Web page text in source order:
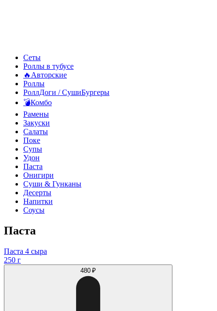
Сеты
Роллы в тубусе
🔥Авторские
Роллы
РоллДоги / СушиБургеры
💣Комбо
Рамены
Закуски
Салаты
Поке
Супы
Удон
Паста
Онигири
Суши & Гунканы
Десерты
Напитки
Соусы
Паста
Паста 4 сыра
250 г
480 ₽